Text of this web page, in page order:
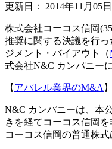
更新日： 2014年11月05日
株式会社コーコス信岡
推奨に関する決議を行
ジメント・バイアウト（
式会社N&C カンパニー
【 アパレル業界のM&A 】
N&C カンパニーは、本
きを経てコーコス信岡
コーコス信岡の普通株式